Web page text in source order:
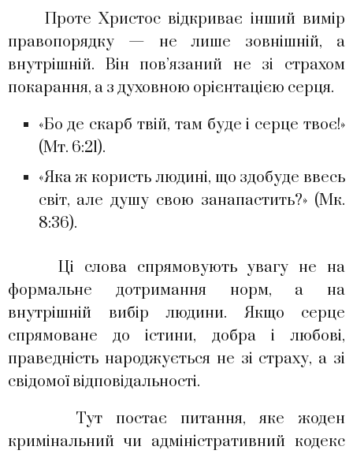
Проте Христос відкриває інший вимір
правопорядку — не лише зовнішній, а
внутрішній. Він пов’язаний не зі страхом
покарання, а з духовною орієнтацією серця.
«Бо де скарб твій, там буде і серце твоє!»
(Мт. 6:21).
«Яка ж користь людині, що здобуде ввесь
світ, але душу свою занапастить?» (Мк.
8:36).
Ці слова спрямовують увагу не на
формальне дотримання норм, а на
внутрішній вибір людини. Якщо серце
спрямоване до істини, добра і любові,
праведність народжується не зі страху, а зі
свідомої відповідальності.
Тут постає питання, яке жоден
кримінальний чи адміністративний кодекс